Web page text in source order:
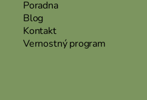
Poradna
Blog
Kontakt
Vernostný program